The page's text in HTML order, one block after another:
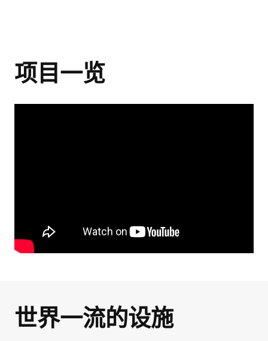
项目一览
世界一流的设施